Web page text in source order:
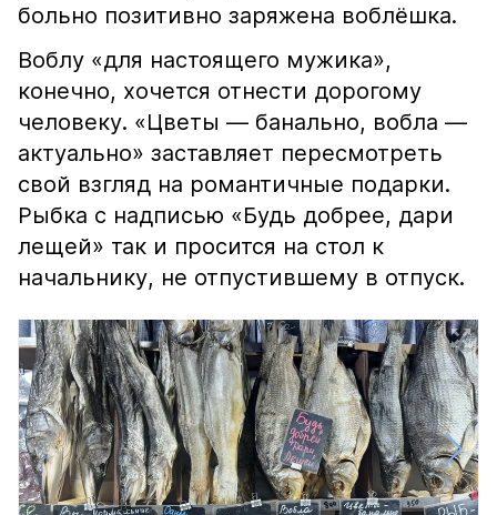
больно позитивно заряжена воблёшка.
Воблу «для настоящего мужика»,
конечно, хочется отнести дорогому
человеку. «Цветы — банально, вобла —
актуально» заставляет пересмотреть
свой взгляд на романтичные подарки.
Рыбка с надписью «Будь добрее, дари
лещей» так и просится на стол к
начальнику, не отпустившему в отпуск.